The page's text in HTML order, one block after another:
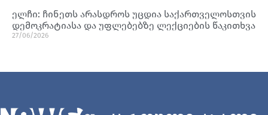
ელჩი: ჩინეთს არასდროს უცდია საქართველოსთვის
დემოკრატიასა და უფლებებზე ლექციების წაკითხვა
27/06/2026